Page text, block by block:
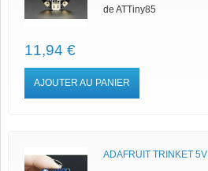
de ATTiny85
11,94 €
AJOUTER AU PANIER
ADAFRUIT TRINKET 5V